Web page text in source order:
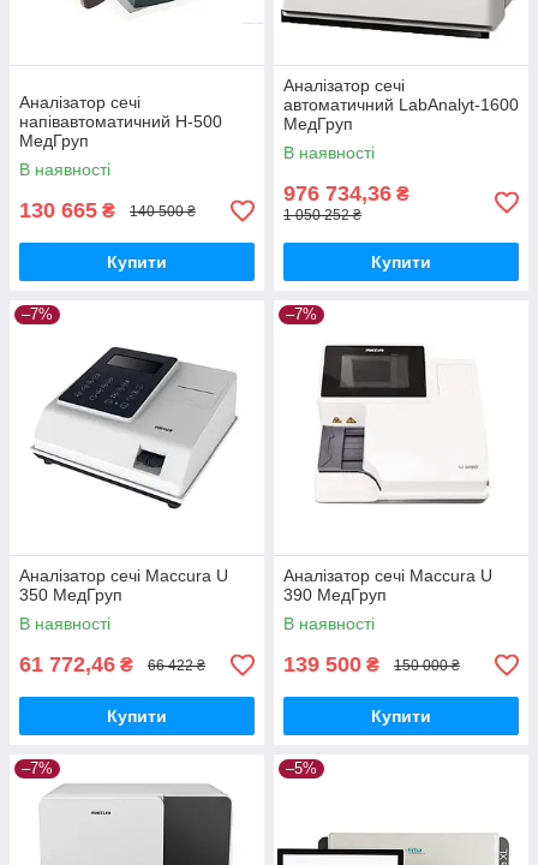
Аналізатор сечі
напівавтоматичний H-500
МедГруп
В наявності
130 665 ₴ 140 500 ₴
Купити
Аналізатор сечі
автоматичний LabAnalyt-1600
МедГруп
В наявності
976 734,36 ₴
1 050 252 ₴
Купити
–7%
Аналізатор сечі Maccura U
350 МедГруп
В наявності
61 772,46 ₴ 66 422 ₴
Купити
–7%
Аналізатор сечі Maccura U
390 МедГруп
В наявності
139 500 ₴ 150 000 ₴
Купити
–7% –5%